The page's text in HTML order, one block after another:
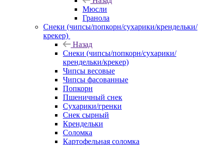
Мюсли
Гранола
Снеки (чипсы/попкорн/сухарики/крендельки/
крекер)
Назад
Снеки (чипсы/попкорн/сухарики/
крендельки/крекер)
Чипсы весовые
Чипсы фасованные
Попкорн
Пшеничный снек
Сухарики/гренки
Снек сырный
Крендельки
Соломка
Картофельная соломка